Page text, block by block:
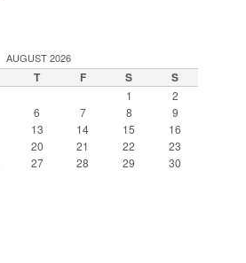
AUGUST 2026
T F S S
1
2
6 7 8
9
13 14 15
16
20 21 22
23
27 28 29
30